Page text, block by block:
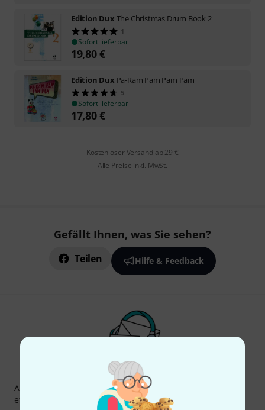
Edition Dux The Christmas Drum Book 2
1
Sofort lieferbar
19,80€
Edition Dux Pa-Ram Pam Pam Pam
5
Sofort lieferbar
17,80€
Kostenloser Versand ab 29 €
Alle Preise inkl. MwSt.
Gefällt Ihnen, was Sie sehen?
Teilen Hilfe & Feedback
Thomann Newsletter
Abonniere den Thomann Newsletter und gewinne mit
etwas Glück einen von 50 Gutscheinenüber jeweils